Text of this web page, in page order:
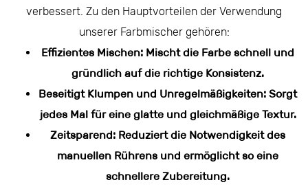
verbessert. Zu den Hauptvorteilen der Verwendung
unserer Farbmischer gehören:
Effizientes Mischen: Mischt die Farbe schnell und
gründlich auf die richtige Konsistenz.
Beseitigt Klumpen und Unregelmäßigkeiten: Sorgt
jedes Mal für eine glatte und gleichmäßige Textur.
Zeitsparend: Reduziert die Notwendigkeit des
manuellen Rührens und ermöglicht so eine
schnellere Zubereitung.